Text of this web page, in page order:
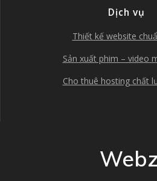
Dịch vụ
Thiết kế website
Sản xuất phim – video
Cho thuê hosting chất